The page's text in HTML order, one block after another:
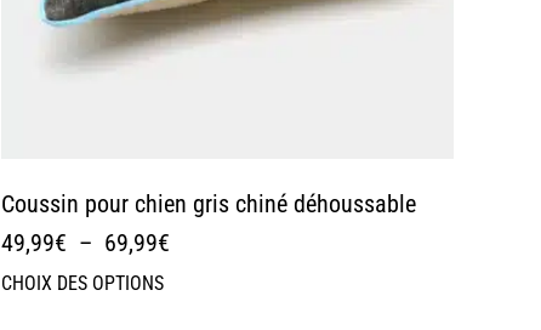
Coussin pour chien gris chiné déhoussable
49,99€ – 69,99€
CHOIX DES OPTIONS